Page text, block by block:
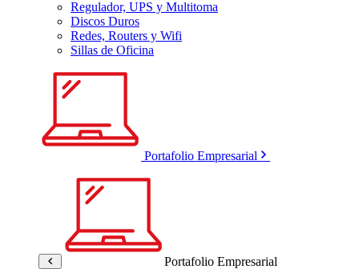
Regulador, UPS y Multitoma
Discos Duros
Redes, Routers y Wifi
Sillas de Oficina
Portafolio Empresarial
Portafolio Empresarial